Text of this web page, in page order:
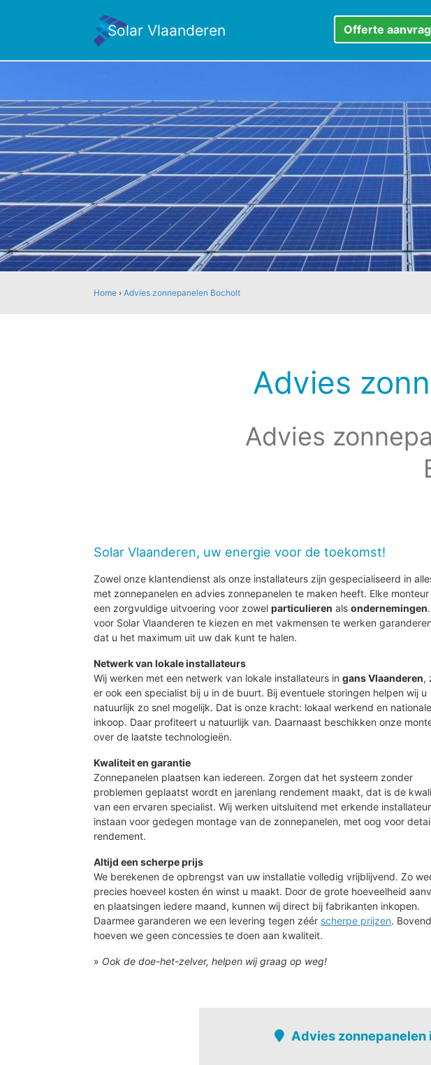
Solar Vlaanderen Offerte
Home ›Advies zonnepanelen Bocholt
Advies
Advies
Solar Vlaanderen, uw energie voor de toekomst!
Zowel onze klantendienst als onze installateurs zijn gespecialiseerd in
met zonnepanelen en advies zonnepanelen te maken heeft. Elke
een zorgvuldige uitvoering voor zowelparticulieren alsondernemingen
voor Solar Vlaanderen te kiezen en met vakmensen te werken
dat u het maximum uit uw dak kunt te halen.
Netwerk van lokale installateurs
Wij werken met een netwerk van lokale installateurs ingans Vlaanderen,
er ook een specialist bij u in de buurt. Bij eventuele storingen helpen wij u
natuurlijk zo snel mogelijk. Dat is onze kracht: lokaal werkend en nationale
inkoop. Daar profiteert u natuurlijk van. Daarnaast beschikken onze
over de laatste technologieën.
Kwaliteit en garantie
Zonnepanelen plaatsen kan iedereen. Zorgen dat het systeem zonder
problemen geplaatst wordt en jarenlang rendement maakt, dat is de
van een ervaren specialist. Wij werken uitsluitend met erkende
instaan voor gedegen montage van de zonnepanelen, met oog voor
rendement.
Altijd een scherpe prijs
We berekenen de opbrengst van uw installatie volledig vrijblijvend. Zo
precies hoeveel kosten én winst u maakt. Door de grote hoeveelheid
en plaatsingen iedere maand, kunnen wij direct bij fabrikanten inkopen.
Daarmee garanderen we een levering tegen zéér scherpe prijzen.
hoeven we geen concessies te doen aan kwaliteit.
» Ook de doe-het-zelver, helpen wij graag op weg!
Advies zonnepanelen